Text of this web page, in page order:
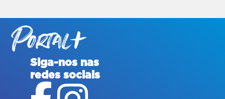
Siga-nos nas
redes sociais